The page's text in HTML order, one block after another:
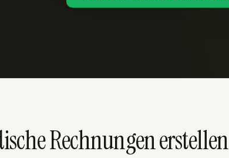
Rechnungen erstellen